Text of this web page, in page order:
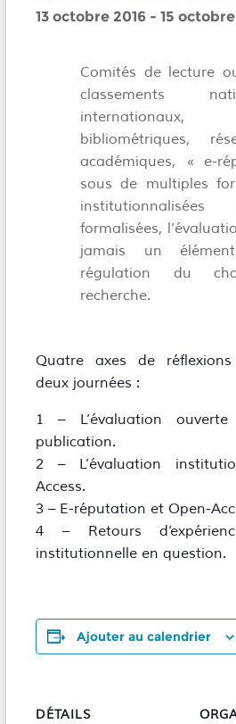
13 octobre 2016- 15
Comités de lecture
classements
bibliométriques,
académiques, « e-
sous de multiples
formalisées,
jamais un
régulation du
recherche.
Quatre axes de
deux journées :
1 – L’évaluation
publication.
2 – L’évaluation
Access.
3 – E-réputation et Open-
4 – Retours
institutionnelle en question.
Ajouter au calendrier
DÉTAILS